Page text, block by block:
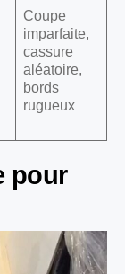
Coupe
imparfaite,
cassure
aléatoire,
bords
rugueux
pour